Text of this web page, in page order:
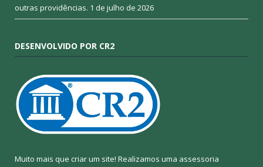
outras providências. 1 de julho de 2026
DESENVOLVIDO POR CR2
Muito mais que criar um site! Realizamos uma assessoria